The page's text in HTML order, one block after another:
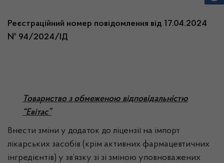
Реєстраційний номер повідомлення від 17.04.2024
№ 94/2024/ІД
Товариство з обмеженою відповідальністю
“Евітас”
Внести зміни у додаток до ліцензії на імпорт
лікарських засобів (крім активних фармацевтичних
інгредієнтів) у зв’язку зі зі зміною уповноважених